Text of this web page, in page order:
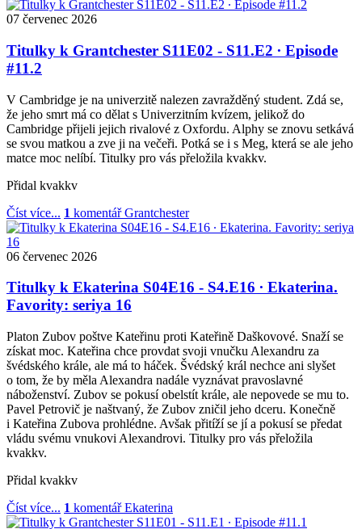
07 červenec 2026
Titulky k Grantchester S11E02 - S11.E2 ∙ Episode
#11.2
V Cambridge je na univerzitě nalezen zavražděný student. Zdá se,
že jeho smrt má co dělat s Univerzitním kvízem, jelikož do
Cambridge přijeli jejich rivalové z Oxfordu. Alphy se znovu setkává
se svou matkou a zve ji na večeři. Potká se i s Meg, která se ale jeho
matce moc nelíbí. Titulky pro vás přeložila kvakkv.
Přidal kvakkv
Číst více... 1 komentář Grantchester
06 červenec 2026
Titulky k Ekaterina S04E16 - S4.E16 ∙ Ekaterina.
Favority: seriya 16
Platon Zubov poštve Kateřinu proti Kateřině Daškovové. Snaží se
získat moc. Kateřina chce provdat svoji vnučku Alexandru za
švédského krále, ale má to háček. Švédský král nechce ani slyšet
o tom, že by měla Alexandra nadále vyznávat pravoslavné
náboženství. Zubov se pokusí obelstít krále, ale nepovede se mu to.
Pavel Petrovič je naštvaný, že Zubov zničil jeho dceru. Konečně
i Kateřina Zubova prohlédne. Avšak přitíží se jí a pokusí se předat
vládu svému vnukovi Alexandrovi. Titulky pro vás přeložila
kvakkv.
Přidal kvakkv
Číst více... 1 komentář Ekaterina